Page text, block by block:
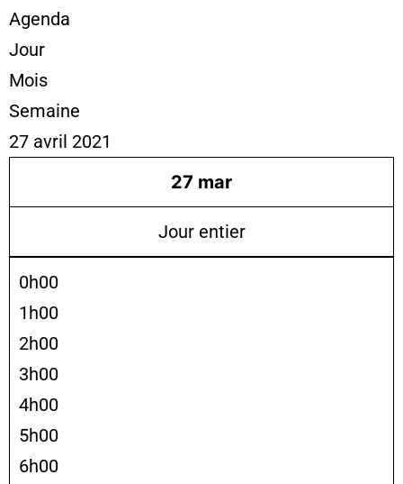
Agenda
Jour
Mois
Semaine
27 avril 2021
27 mar
Jour entier
0h00
1h00
2h00
3h00
4h00
5h00
6h00